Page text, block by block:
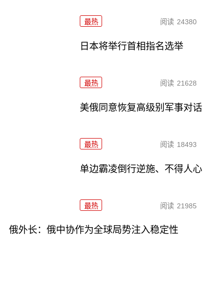
最热 阅读 24380
日本将举行首相指名选举
最热 阅读 21628
美俄同意恢复高级别军事对话
最热 阅读 18493
单边霸凌倒行逆施、不得人心
最热 阅读 21985
俄外长：俄中协作为全球局势注入稳定性